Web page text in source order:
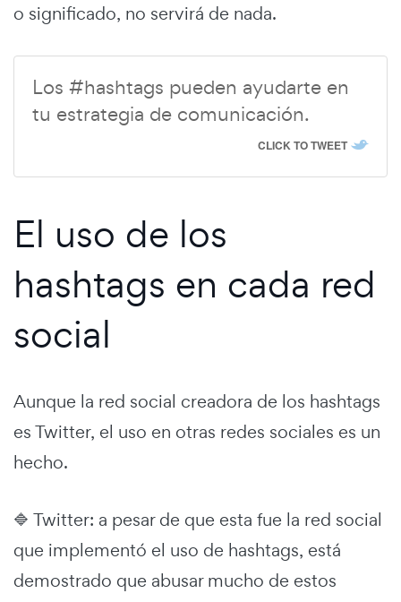
o significado, no servirá de nada.
Los #hashtags pueden ayudarte en
tu estrategia de comunicación.
CLICK TO TWEET
El uso de los
hashtags en cada red
social
Aunque la red social creadora de los hashtags
es Twitter, el uso en otras redes sociales es un
hecho.
🔷 Twitter: a pesar de que esta fue la red social
que implementó el uso de hashtags, está
demostrado que abusar mucho de estos